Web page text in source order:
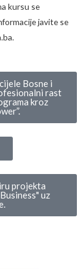
kursu se
javite se
Bosne i
rast
kroz
projekta
uz